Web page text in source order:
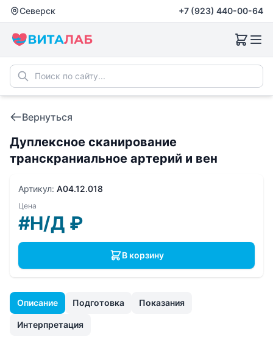
Северск +7 (923) 440-00-64
Вернуться
Дуплексное сканирование
транскраниальное артерий и вен
Описание Подготовка Показания
Интерпретация
Артикул: A04.12.018
Цена
#Н/Д ₽
В корзину